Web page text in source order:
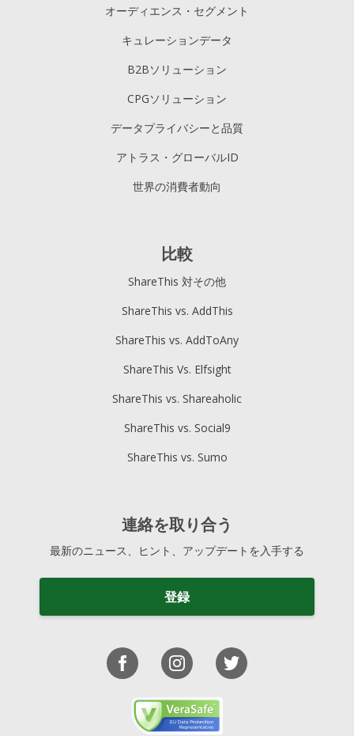
オーディエンス・セグメント
キュレーションデータ
B2Bソリューション
CPGソリューション
データプライバシーと品質
アトラス・グローバルID
世界の消費者動向
比較
ShareThis 対その他
ShareThis vs. AddThis
ShareThis vs. AddToAny
ShareThis Vs. Elfsight
ShareThis vs. Shareaholic
ShareThis vs. Social9
ShareThis vs. Sumo
連絡を取り合う
最新のニュース、ヒント、アップデートを入手する
登録